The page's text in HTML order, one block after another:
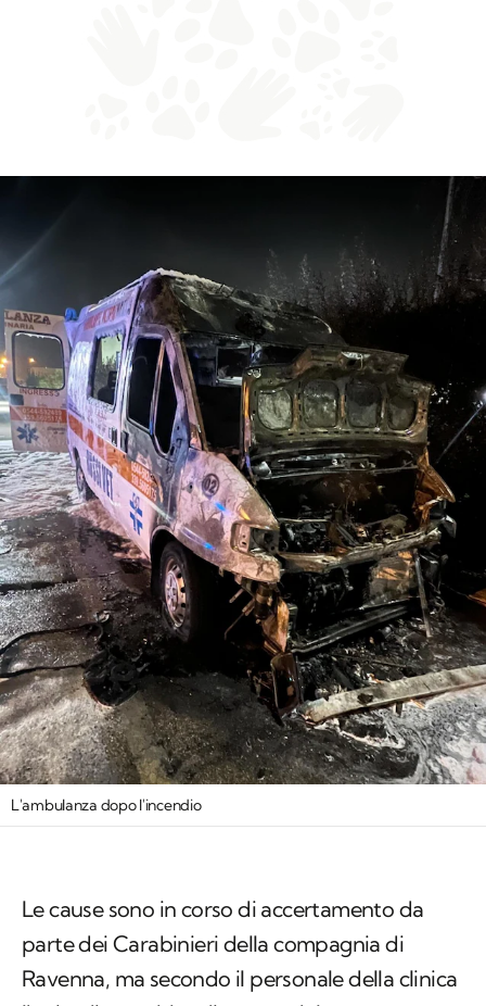
L'ambulanza dopo l'incendio
Le cause sono in corso di accertamento da
parte dei Carabinieri della compagnia di
Ravenna, ma secondo il personale della clinica